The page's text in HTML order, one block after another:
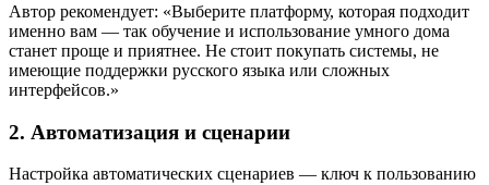
Автор рекомендует: «Выберите платформу, которая подходит
именно вам — так обучение и использование умного дома
станет проще и приятнее. Не стоит покупать системы, не
имеющие поддержки русского языка или сложных
интерфейсов.»
2. Автоматизация и сценарии
Настройка автоматических сценариев — ключ к пользованию